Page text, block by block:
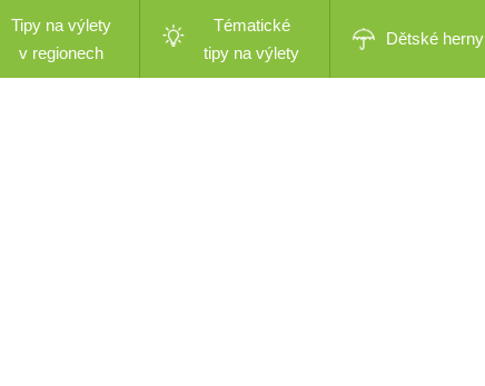
Tipy na výlety
v regionech
Tématické
tipy na výlety
Dětské herny